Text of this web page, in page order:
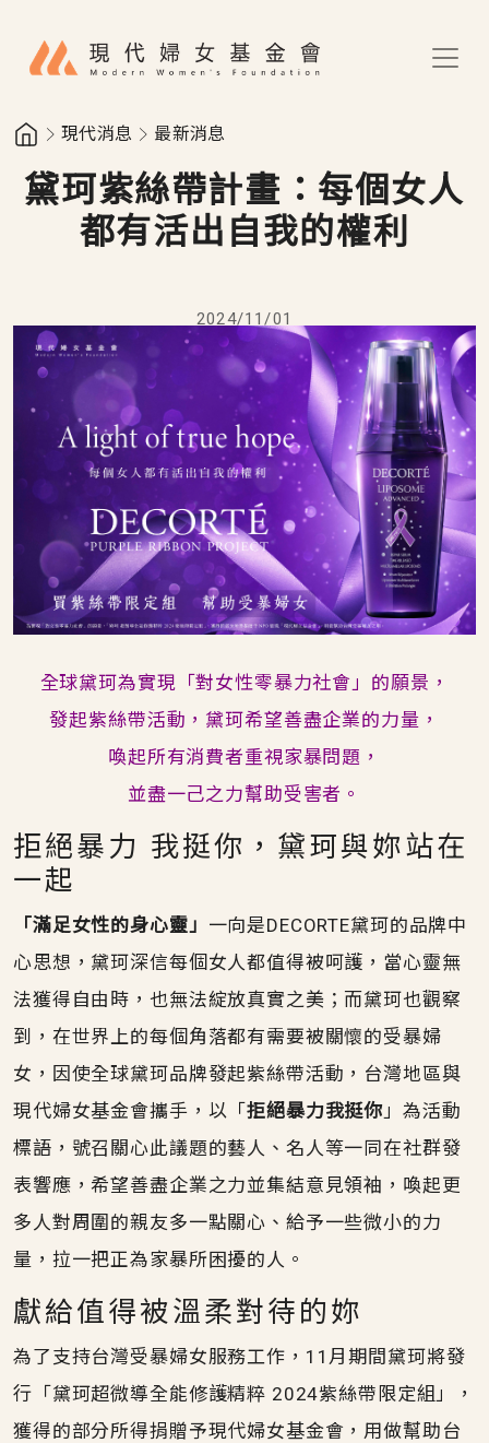
現代消息 最新消息
黛珂紫絲帶計畫：每個女人
都有活出自我的權利
2024/11/01
全球黛珂為實現「對女性零暴力社會」的願景，
發起紫絲帶活動，黛珂希望善盡企業的力量，
喚起所有消費者重視家暴問題，
並盡一己之力幫助受害者。
拒絕暴力 我挺你，黛珂與妳站在
一起
「滿足女性的身心靈」 一向是DECORTE黛珂的品牌中
心思想，黛珂深信每個女人都值得被呵護，當心靈無
法獲得自由時，也無法綻放真實之美；而黛珂也觀察
到，在世界上的每個角落都有需要被關懷的受暴婦
女，因使全球黛珂品牌發起紫絲帶活動，台灣地區與
現代婦女基金會攜手，以「拒絕暴力我挺你 」為活動
標語，號召關心此議題的藝人、名人等一同在社群發
表響應，希望善盡企業之力並集結意見領袖，喚起更
多人對周圍的親友多一點關心、給予一些微小的力
量，拉一把正為家暴所困擾的人。
獻給值得被溫柔對待的妳
為了支持台灣受暴婦女服務工作，11月期間黛珂將發
行「黛珂超微導全能修護精粹 2024紫絲帶限定組」，
獲得的部分所得捐贈予現代婦女基金會，用做幫助台